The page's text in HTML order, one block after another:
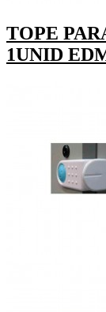
TOPE
1UNID